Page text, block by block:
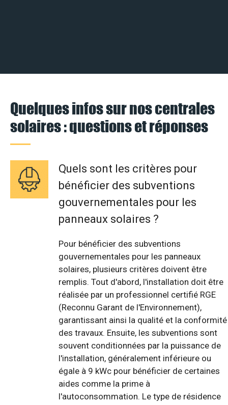
Quelques infos sur nos centrales
solaires : questions et réponses
Quels sont les critères pour
bénéficier des subventions
gouvernementales pour les
panneaux solaires ?
Pour bénéficier des subventions
gouvernementales pour les panneaux
solaires, plusieurs critères doivent être
remplis. Tout d'abord, l'installation doit être
réalisée par un professionnel certifié RGE
(Reconnu Garant de l'Environnement),
garantissant ainsi la qualité et la conformité
des travaux. Ensuite, les subventions sont
souvent conditionnées par la puissance de
l'installation, généralement inférieure ou
égale à 9 kWc pour bénéficier de certaines
aides comme la prime à
l'autoconsommation. Le type de résidence